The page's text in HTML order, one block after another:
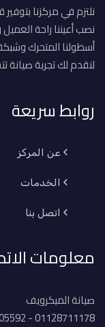
نلتزم في مركزنا
نصب أعيننا راحة
أسطولنا المتحرك
لنقدم لك تجربة صيانة
روابط سريعة
عن المركز
الخدمات
اتصل بنا
معلومات
صيانة الميكرويف
01128711178 - 01111505592